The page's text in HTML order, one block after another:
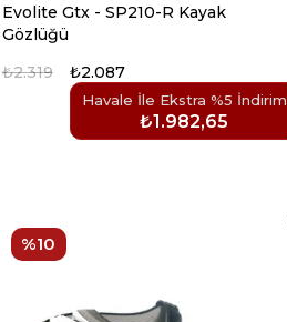
Evolite Gtx - SP210-R Kayak
Gözlüğü
₺2.087
Havale İle Ekstra %5 İndirim
₺1.982,65
₺2.319
%10